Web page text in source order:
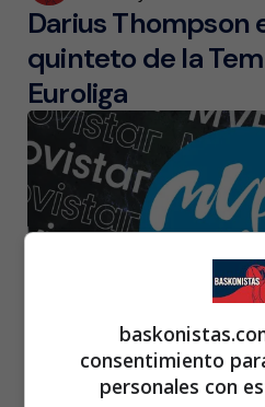
Darius Thompson
quinteto de la
Euroliga
Posted
Rubén Gazapo Ramos
consentimiento
personales con